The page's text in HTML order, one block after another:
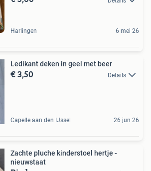
Harlingen 6 mei 26
Ledikant deken in geel met beer
€ 3,50 Details
Capelle aan den IJssel 26 jun 26
Zachte pluche kinderstoel hertje -
nieuwstaat